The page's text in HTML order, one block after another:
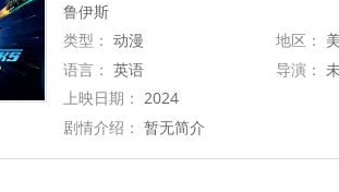
鲁伊斯
类型： 动漫 地区：
语言： 英语 导演：
上映日期： 2024
剧情介绍： 暂无简介